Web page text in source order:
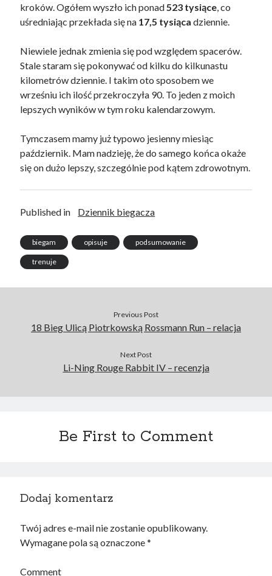
kroków. Ogółem wyszło ich ponad523 tysiące, co
uśredniając przekłada się na 17,5 tysiąca dziennie.
Niewiele jednak zmienia się pod względem spacerów.
Stale staram się pokonywać od kilku do kilkunastu
kilometrów dziennie. I takim oto sposobem we
wrześniu ich ilość przekroczyła 90. To jeden z moich
lepszych wyników w tym roku kalendarzowym.
Tymczasem mamy już typowo jesienny miesiąc
październik. Mam nadzieję, że do samego końca okaże
się on dużo lepszy, szczególnie pod kątem zdrowotnym.
Published in Dziennik biegacza
biegam opisuje podsumowanie
trenuje
Previous Post
18 Bieg Ulicą Piotrkowską Rossmann Run – relacja
Next Post
Li-Ning Rouge Rabbit IV – recenzja
Be First to Comment
Dodaj komentarz
Twój adres e-mail nie zostanie opublikowany.
Wymagane pola są oznaczone*
Comment